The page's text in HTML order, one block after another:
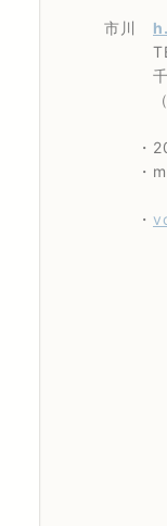
市川
TEL
千葉
（JR
・
・
・